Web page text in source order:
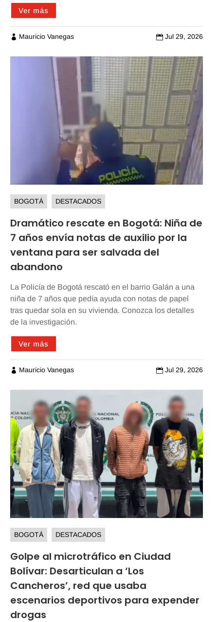
Ver más
 Mauricio Vanegas  Jul 29, 2026
BOGOTÁ DESTACADOS
Dramático rescate en Bogotá: Niña de
7 años envía notas de auxilio por la
ventana para ser salvada del
abandono
La Policía de Bogotá rescató en el barrio Galán a una
niña de 7 años que pedía ayuda con notas de papel
tras quedar sola en su vivienda. Conozca los detalles
de la investigación.
Ver más
 Mauricio Vanegas  Jul 29, 2026
BOGOTÁ DESTACADOS
Golpe al microtráfico en Ciudad
Bolívar: Desarticulan a ‘Los
Cancheros’, red que usaba
escenarios deportivos para expender
drogas